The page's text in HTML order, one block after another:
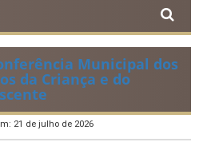
Municipal dos
da Criança e do
21 de julho de 2026